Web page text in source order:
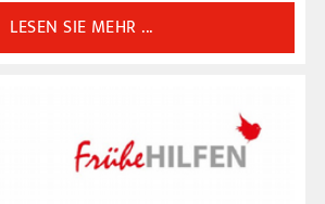
LESEN SIE MEHR ...